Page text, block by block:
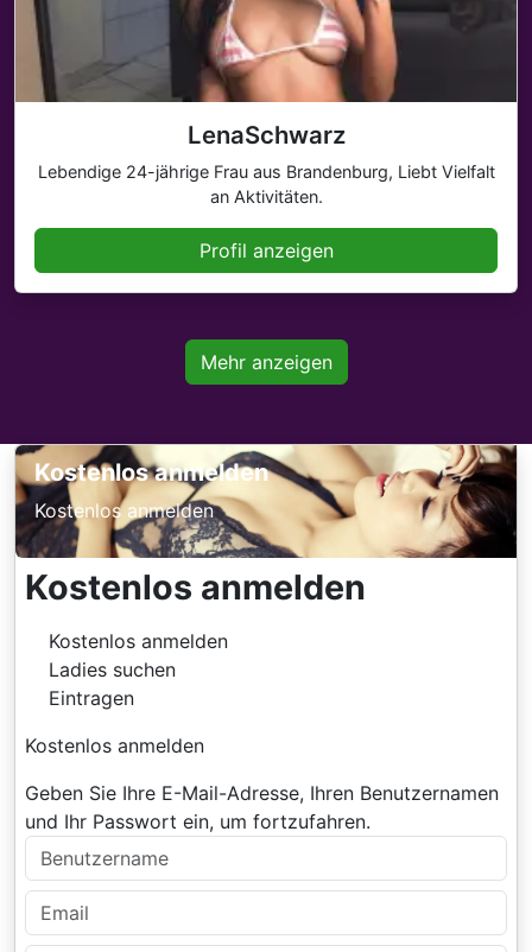
LenaSchwarz
Lebendige 24-jährige Frau aus Brandenburg, Liebt Vielfalt
an Aktivitäten.
Profil anzeigen
Mehr anzeigen
Kostenlos anmelden
Kostenlos anmelden
Kostenlos anmelden
Kostenlos anmelden
Ladies suchen
Eintragen
Kostenlos anmelden
Geben Sie Ihre E-Mail-Adresse, Ihren Benutzernamen
und Ihr Passwort ein, um fortzufahren.